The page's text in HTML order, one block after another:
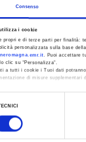
Consenso
i cookie
propri e di terze parti per finalità:
personalizzata sulla base
. Puoi accettare
clic su “Personalizza”.
a tutti i cookie i Tuoi dati
di misure
il consenso prestato e
uno sport che
perfetto e
e la
Romagna
le buche di
Foreste